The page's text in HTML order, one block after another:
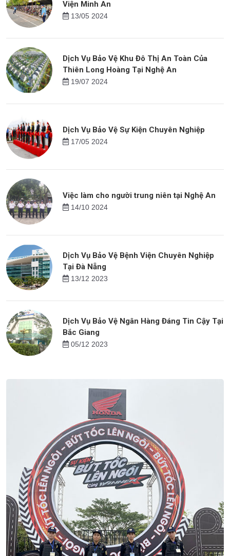
Viện Minh An
13/05 2024
Dịch Vụ Bảo Vệ Khu Đô Thị An Toàn Của
Thiên Long Hoàng Tại Nghệ An
19/07 2024
Dịch Vụ Bảo Vệ Sự Kiện Chuyên Nghiệp
17/05 2024
Việc làm cho người trung niên tại Nghệ An
14/10 2024
Dịch Vụ Bảo Vệ Bệnh Viện Chuyên Nghiệp
Tại Đà Nẵng
13/12 2023
Dịch Vụ Bảo Vệ Ngân Hàng Đáng Tin Cậy Tại
Bắc Giang
05/12 2023